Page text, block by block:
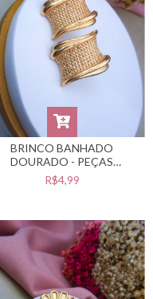
BRINCO BANHADO
DOURADO - PEÇAS
BANHADAS NO VERNIZ
CATAFORÉTICO -
R$4,99